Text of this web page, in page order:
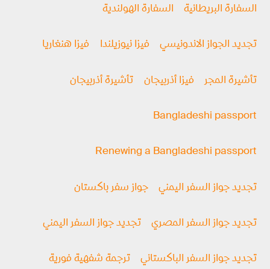
السفارة البريطانية السفارة الهولندية
تجديد الجواز الاندونيسي فيزا نيوزيلندا فيزا هنغاريا
تأشيرة المجر فيزا أذربيجان تأشيرة أذربيجان
Bangladeshi passport
Renewing a Bangladeshi passport
تجديد جواز السفر اليمني جواز سفر باكستان
تجديد جواز السفر المصري تجديد جواز السفر اليمني
تجديد جواز السفر الباكستاني ترجمة شفهية فورية